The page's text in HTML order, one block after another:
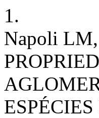
1.
Napoli